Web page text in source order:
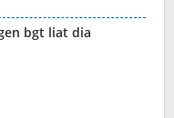
bgt liat dia